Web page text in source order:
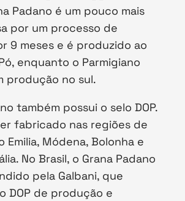
Padano é um pouco mais
por um processo de
9 meses e é produzido ao
enquanto o Parmigiano
produção no sul.
também possui o selo DOP.
fabricado nas regiões de
Emilia, Módena, Bolonha e
No Brasil, o Grana Padano
pela Galbani, que
DOP de produção e